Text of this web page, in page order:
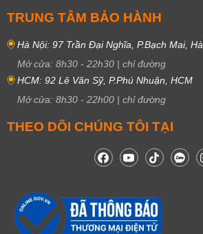
TRUNG TÂM BẢO HÀNH
Hà Nội: 97 Trần Đại Nghĩa, P.Bạch Mai,
Mở cửa: 8h30 - 22h30 | chỉ đường
HCM: 92 Lê Văn Sỹ, P.Phú Nhuận, HCM
Mở cửa: 8h30 - 22h00 | chỉ đường
THEO DÕI CHÚNG TÔI TẠI